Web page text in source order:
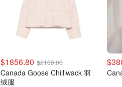
$1856.80 $2100.00
Canada Goose Chilliwack 羽
绒服